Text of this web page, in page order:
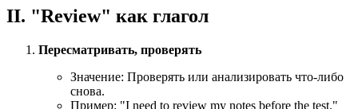
II. "Review" как глагол
Пересматривать, проверять
Значение: Проверять или анализировать что-либо
снова.
Пример: "I need to review my notes before the test."